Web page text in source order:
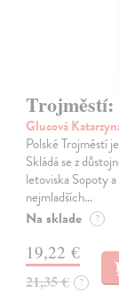
Trojměstí:
Glucová
Polské Trojměstí
Skládá se z
letoviska Sopoty
nejmladších…
Na sklade ?
19,22 €
21,35 € ?